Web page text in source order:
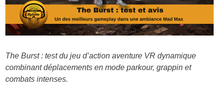
The Burst : test du jeu d’action aventure VR dynamique
combinant déplacements en mode parkour, grappin et
combats intenses.